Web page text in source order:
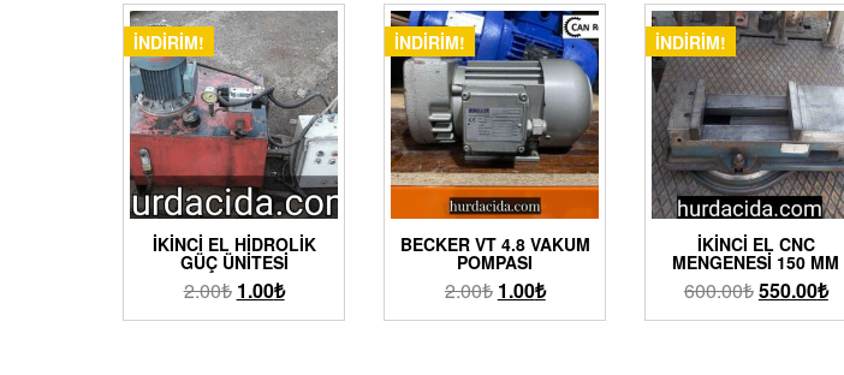
İNDIRIM!
İKINCI EL HIDROLIK
GÜÇ ÜNITESI
2.00₺ 1.00₺
İNDIRIM!
BECKER VT 4.8 VAKUM
POMPASI
2.00₺ 1.00₺
İNDIRIM!
İKINCI EL CNC
MENGENESI 150 MM
600.00₺550.00₺